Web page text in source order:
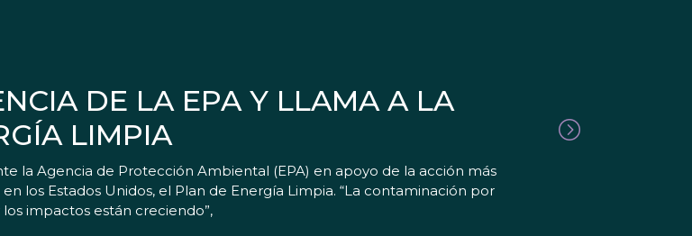
DE LA EPA Y LLAMA A LA
LIMPIA
la Agencia de Protección Ambiental (EPA) en apoyo de la acción más
Estados Unidos, el Plan de Energía Limpia. “La contaminación por
impactos están creciendo”,